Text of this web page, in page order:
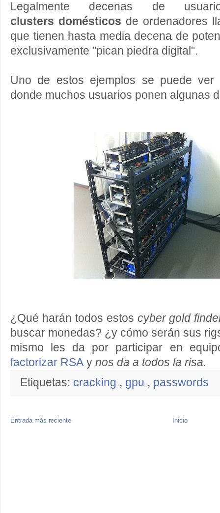
Legalmente decenas de
clusters domésticos de ordenadores
que tienen hasta media decena de
exclusivamente "pican piedra digital".
Uno de estos ejemplos se puede
donde muchos usuarios ponen algunas
¿Qué harán todos estos cyber gold
buscar monedas? ¿y cómo serán sus
mismo les da por participar en
factorizar RSA y nos da a todos la risa.
Etiquetas: cracking , gpu , passwords
Entrada más reciente Inicio